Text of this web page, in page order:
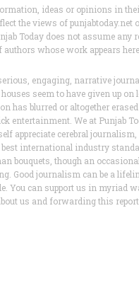
ideas or opinions in
the views of punjabtoday.net
Today does not assume any
whose work appears
engaging, narrative
seem to have given up
has blurred or altogether
entertainment. We at Punjab
appreciate cerebral
international industry
bouquets, though an
Good journalism can be a
You can support us in myriad
us and forwarding this